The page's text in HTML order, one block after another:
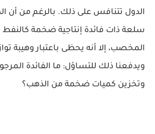
الدول تتنافس على ذلك. بالرغم من أن
سلعة ذات فائدة إنتاجية ضخمة كالنفط
المخصب، إلا أنه يحظى باعتبار وهيبة
ويدفعنا ذلك للتساؤل: ما الفائدة
وتخزين كميات ضخمة من الذهب؟